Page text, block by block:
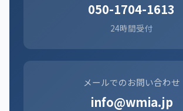
050-1704-1613
24時間受付
メールでのお問い合わせ
info@wmia.jp